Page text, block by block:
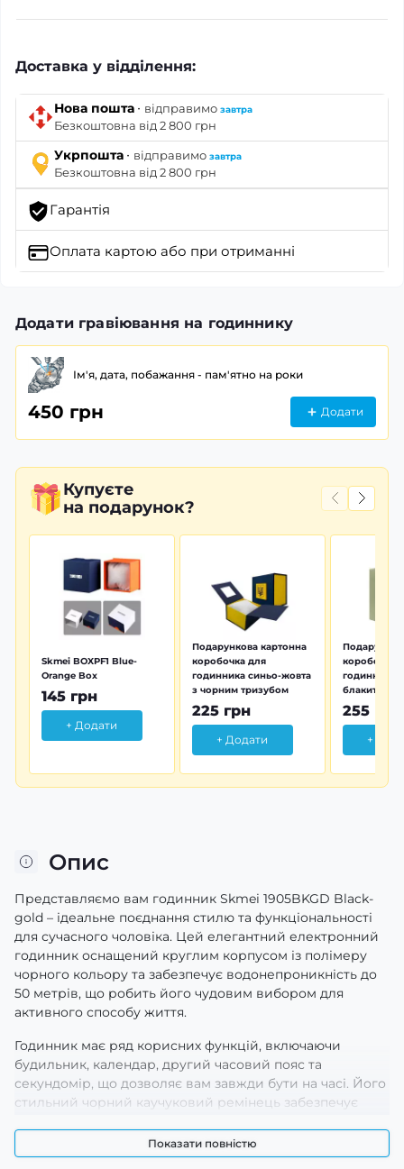
Доставка у відділення:
Нова пошта · відправимо завтра
Безкоштовна від 2 800 грн
Укрпошта · відправимо завтра
Безкоштовна від 2 800 грн
Гарантія
Оплата картою або при отриманні
Додати гравіювання на годиннику
Ім'я, дата, побажання - пам'ятно на роки
450 грн Додати
Купуєте
на подарунок?
Skmei BOXPF1 Blue-
Orange Box
145 грн
+ Додати
Подарункова картонна
коробочка для
годинника синьо-жовта
з чорним тризубом
225 грн
+ Додати
коробочка
годинника
блакитна
255 грн
+
Опис
Представляємо вам годинник Skmei 1905BKGD Black-
gold – ідеальне поєднання стилю та функціональності
для сучасного чоловіка. Цей елегантний електронний
годинник оснащений круглим корпусом із полімеру
чорного кольору та забезпечує водонепроникність до
50 метрів, що робить його чудовим вибором для
активного способу життя.
Годинник має ряд корисних функцій, включаючи
будильник, календар, другий часовий пояс та
секундомір, що дозволяє вам завжди бути на часі. Його
стильний чорний каучуковий ремінець забезпечує
електролюмінесцентною підсвіткою гарантує відмінну
видимість, навіть у темряві.
Показати повністю